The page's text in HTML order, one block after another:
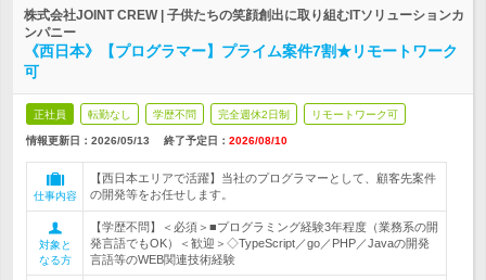
株式会社JOINT CREW | 子供たちの笑顔創出に取り組むITソリューションカ
ンパニー
《西日本》【プログラマー】プライム案件7割★リモートワーク
可
正社員 転勤なし 学歴不問 完全週休2日制 リモートワーク可
情報更新日：2026/05/13 終了予定日： 2026/08/10
仕事内容
【西日本エリアで活躍】当社のプログラマーとして、顧客先案件
の開発等をお任せします。
対象と
なる方
【学歴不問】＜必須＞■プログラミング経験3年程度（業務系の開
発言語でもOK）＜歓迎＞◇TypeScript／go／PHP／Javaの開発
言語等のWEB関連技術経験